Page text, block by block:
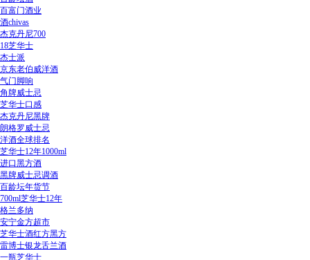
百富门酒业
酒chivas
杰克丹尼700
18芝华士
杰士派
京东老伯威洋酒
气门脚响
角牌威士忌
芝华士口感
杰克丹尼黑牌
朗格罗威士忌
洋酒全球排名
芝华士12年1000ml
进口黑方酒
黑牌威士忌调酒
百龄坛年货节
700ml芝华士12年
格兰多纳
安宁金方超市
芝华士酒红方黑方
雷博士银龙舌兰酒
一瓶芝华士